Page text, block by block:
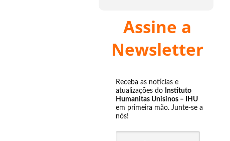
Assine a
Newsletter
Receba as notícias e
atualizações do Instituto
Humanitas Unisinos – IHU
em primeira mão. Junte-se a
nós!